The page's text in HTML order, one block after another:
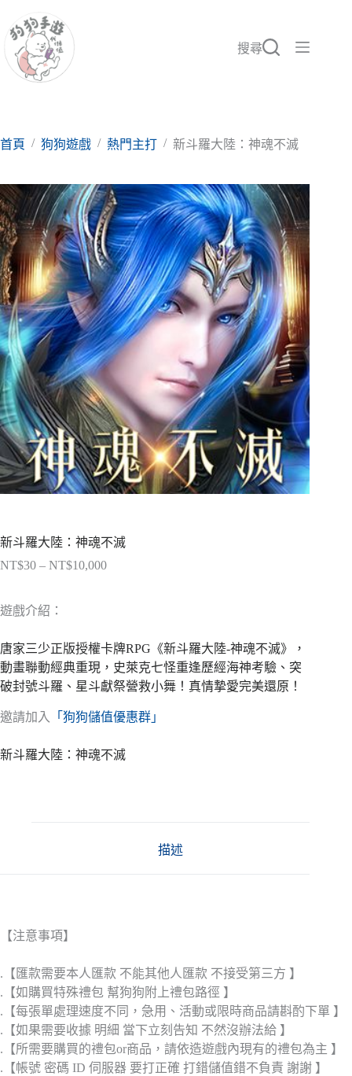
至
要
搜尋
首頁 / 狗狗遊戲 / 熱門主打 / 新斗羅大陸：神魂不滅
新斗羅大陸：神魂不滅
NT$30 – NT$10,000價
NT$30
到
NT$10,000
遊戲介紹：
唐家三少正版授權卡牌RPG《新斗羅大陸-神魂不滅》，
動畫聯動經典重現，史萊克七怪重逢歷經海神考驗、突
破封號斗羅、星斗獻祭營救小舞！真情摯愛完美還原！
邀請加入 「狗狗儲值優惠群」
新斗羅大陸：神魂不滅
描述
【注意事項】
.【匯款需要本人匯款 不能其他人匯款 不接受第三方 】
.【如購買特殊禮包 幫狗狗附上禮包路徑 】
.【每張單處理速度不同，急用、活動或限時商品請斟酌下單 】
.【如果需要收據 明細 當下立刻告知 不然沒辦法給 】
.【所需要購買的禮包or商品，請依造遊戲內現有的禮包為主 】
.【帳號 密碼 ID 伺服器 要打正確 打錯儲值錯不負責 謝謝 】